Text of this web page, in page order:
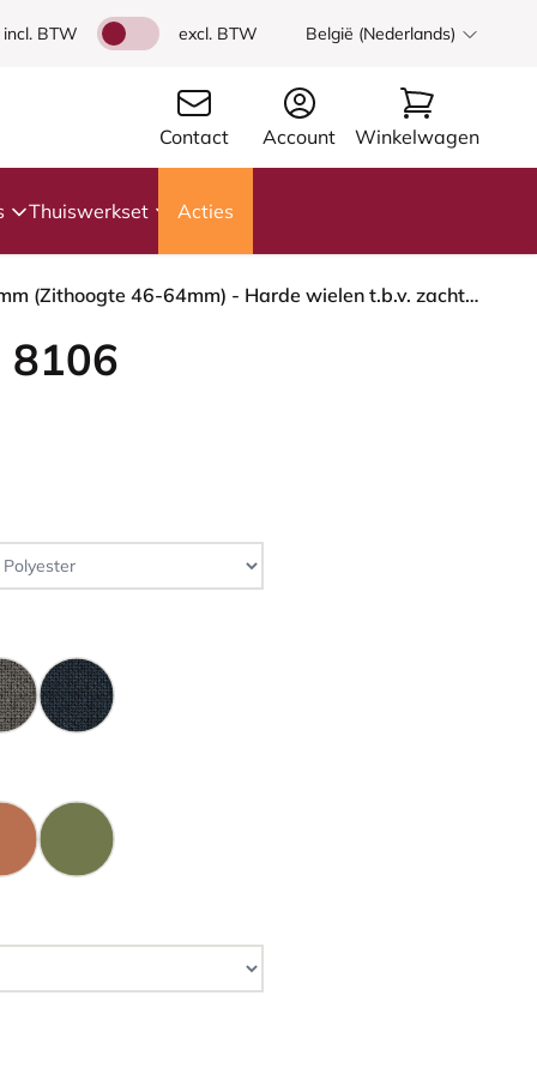
incl. BTW excl. BTW België (Nederlands)
Contact Account Winkelwagen
Thuiswerkset Acties
HÅG Capisco 8106 - Cura Loop (Gabriel) - Gerecycled Polyester - CLP60109 - Grey - Zwart - 200 mm (Zithoogte 46-64mm) - Harde wielen t.b.v. zachte vloeren
8106